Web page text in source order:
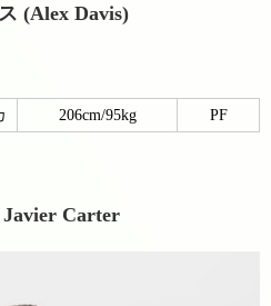
(Alex Davis)
206cm/95kg PF
Carter